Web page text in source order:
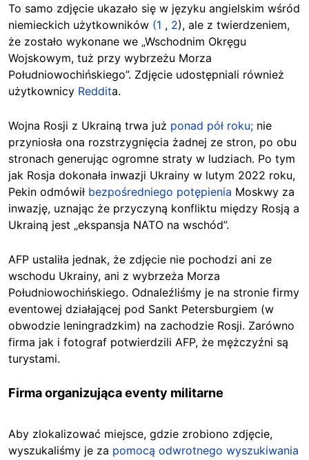
To samo zdjęcie ukazało się w języku angielskim wśród
niemieckich użytkowników (1 , 2), ale z twierdzeniem,
że zostało wykonane we „Wschodnim Okręgu
Wojskowym, tuż przy wybrzeżu Morza
Południowochińskiego”. Zdjęcie udostępniali również
użytkownicy Reddita.
Wojna Rosji z Ukrainą trwa już ponad pół roku; nie
przyniosła ona rozstrzygnięcia żadnej ze stron, po obu
stronach generując ogromne straty w ludziach. Po tym
jak Rosja dokonała inwazji Ukrainy w lutym 2022 roku,
Pekin odmówił bezpośredniego potępienia Moskwy za
inwazję, uznając że przyczyną konfliktu między Rosją a
Ukrainą jest „ekspansja NATO na wschód”.
AFP ustaliła jednak, że zdjęcie nie pochodzi ani ze
wschodu Ukrainy, ani z wybrzeża Morza
Południowochińskiego. Odnaleźliśmy je na stronie firmy
eventowej działającej pod Sankt Petersburgiem (w
obwodzie leningradzkim) na zachodzie Rosji. Zarówno
firma jak i fotograf potwierdzili AFP, że mężczyźni są
turystami.
Firma organizująca eventy militarne
Aby zlokalizować miejsce, gdzie zrobiono zdjęcie,
wyszukaliśmy je za pomocą odwrotnego wyszukiwania